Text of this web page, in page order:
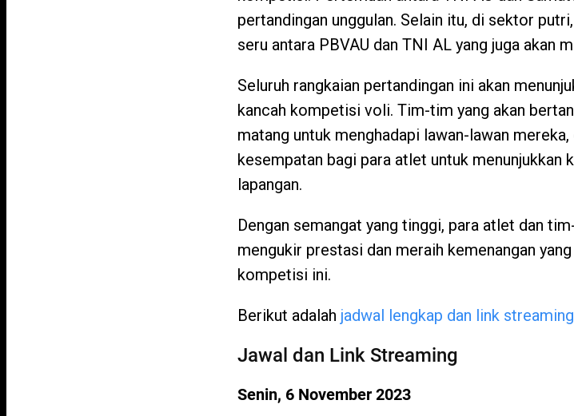
pertandingan unggulan. Selain itu, di sektor
seru antara PBVAU dan TNI AL yang juga akan
Seluruh rangkaian pertandingan ini akan
kancah kompetisi voli. Tim-tim yang akan
matang untuk menghadapi lawan-lawan
kesempatan bagi para atlet untuk menunjukkan
lapangan.
Dengan semangat yang tinggi, para atlet dan
mengukir prestasi dan meraih kemenangan
kompetisi ini.
Berikut adalah jadwal lengkap dan link
Jawal dan Link Streaming
Senin, 6 November 2023